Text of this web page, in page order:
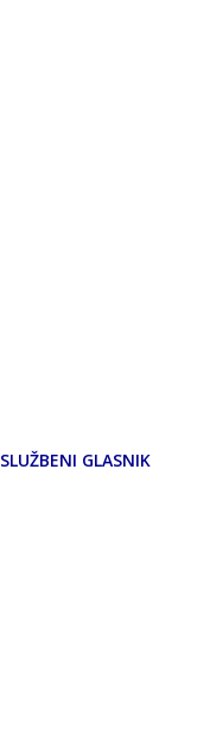
SLUŽBENI GLASNIK